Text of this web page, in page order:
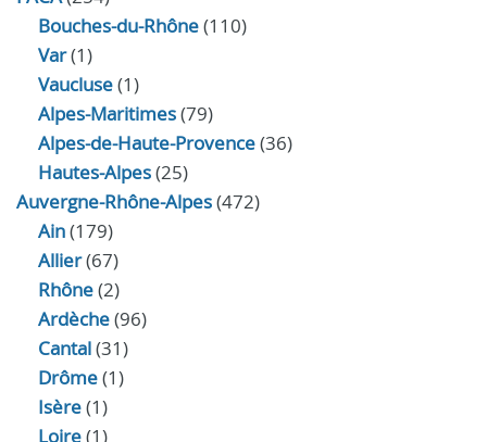
Bouches-du-Rhône(110)
Var(1)
Vaucluse(1)
Alpes-Maritimes(79)
Alpes-de-Haute-Provence(36)
Hautes-Alpes(25)
Auvergne-Rhône-Alpes(472)
Ain(179)
Allier(67)
Rhône(2)
Ardèche(96)
Cantal(31)
Drôme(1)
Isère(1)
Loire(1)